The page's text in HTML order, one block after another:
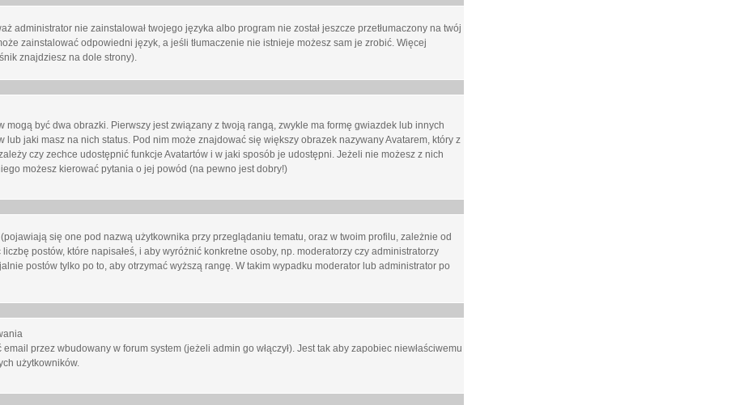
administrator nie zainstalował twojego języka albo program nie został jeszcze przetłumaczony na twój
zainstalować odpowiedni język, a jeśli tłumaczenie nie istnieje możesz sam je zrobić. Więcej
znajdziesz na dole strony).
mogą być dwa obrazki. Pierwszy jest związany z twoją rangą, zwykle ma formę gwiazdek lub innych
lub jaki masz na nich status. Pod nim może znajdować się większy obrazek nazywany Avatarem, który z
czy zechce udostępnić funkcje Avatartów i w jaki sposób je udostępni. Jeżeli nie możesz z nich
możesz kierować pytania o jej powód (na pewno jest dobry!)
się one pod nazwą użytkownika przy przeglądaniu tematu, oraz w twoim profilu, zależnie od
postów, które napisałeś, i aby wyróżnić konkretne osoby, np. moderatorzy czy administratorzy
postów tylko po to, aby otrzymać wyższą rangę. W takim wypadku moderator lub administrator po
przez wbudowany w forum system (jeżeli admin go włączył). Jest tak aby zapobiec niewłaściwemu
użytkowników.